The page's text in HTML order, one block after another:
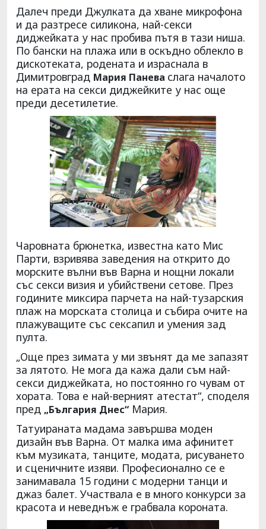
Далеч преди Джулката да хване микрофона
и да разтресе силикона, най-секси
диджейката у нас пробива пътя в тази ниша.
По бански на плажа или в оскъдно облекло в
дискотеката, родената и израснала в
Димитровград Мария Панева слага началото
на ерата на секси диджейките у нас още
преди десетилетие.
Чаровната брюнетка, известна като Мис
Парти, взривява заведения на открито до
морските вълни във Варна и нощни локали
със секси визия и убийствени сетове. През
годините миксира парчета на най-тузарския
плаж на морската столица и събира очите на
плажуващите със сексапил и умения зад
пулта.
„Още през зимата у ми звънят да ме запазят
за лятото. Не мога да кажа дали съм най-
секси диджейката, но постоянно го чувам от
хората. Това е най-верният атестат“, споделя
пред „България Днес“ Мария.
Татуираната мадама завършва моден
дизайн във Варна. От малка има афинитет
към музиката, танците, модата, рисуването
и сценичните изяви. Професионално се е
занимавала 15 години с модерни танци и
джаз балет. Участвала е в много конкурси за
красота и неведнъж е грабвала короната.